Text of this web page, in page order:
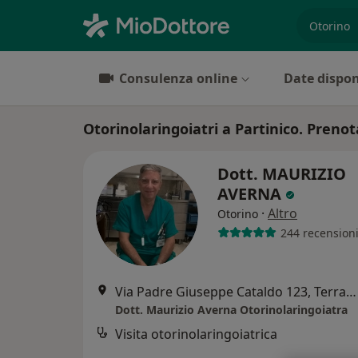
Consulenza online Date
Otorinolaringoiatri a Partinico.
Dott. MAURIZIO
AVERNA
Otorino · Altro
244 recensioni
Via Padre Giuseppe Cataldo 123, Terrasini
Dott. Maurizio Averna Otorinolaringoiatra
Visita otorinolaringoiatrica